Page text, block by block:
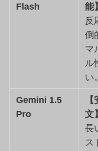
Flash
能】
反
倒
マ
ル
い。
Gemini 1.5
Pro
文】
長
ス